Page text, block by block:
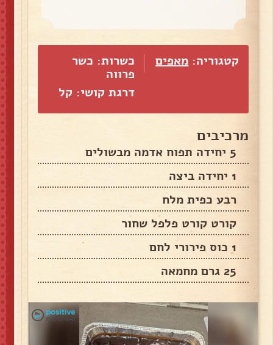
קטגוריה:מאפים
כשרות: כשר
פרווה
דרגת קושי: קל
מרכיבים
5 יחידה תפוח אדמה מבשולים
1 יחידה ביצה
רבע כפית מלח
קורט קורט פלפל שחור
1 כוס פירורי לחם
25 גרם מחמאה